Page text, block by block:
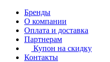
Бренды
О компании
Оплата и доставка
Партнерам
Купон на скидку
Контакты